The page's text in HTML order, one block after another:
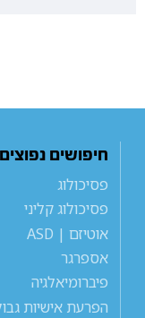
חיפושים נפוצים
פסיכולוג
פסיכולוג קליני
אוטיזם | ASD
אספרגר
פיברומיאלגיה
הפרעת אישיות